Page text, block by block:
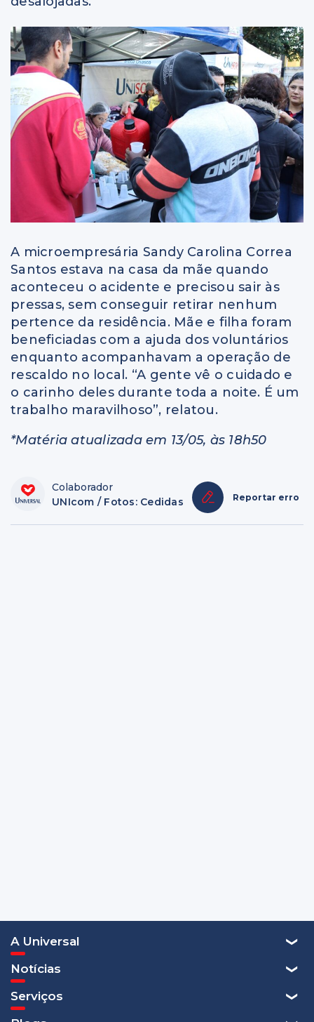
A microempresária Sandy Carolina Correa
Santos estava na casa da mãe quando
aconteceu o acidente e precisou sair às
pressas, sem conseguir retirar nenhum
pertence da residência. Mãe e filha foram
beneficiadas com a ajuda dos voluntários
enquanto acompanhavam a operação de
rescaldo no local. “A gente vê o cuidado e
o carinho deles durante toda a noite. É um
trabalho maravilhoso”, relatou.
*Matéria atualizada em 13/05, às 18h50
Colaborador
UNIcom / Fotos: Cedidas
Reportar erro
A Universal
Notícias
Serviços